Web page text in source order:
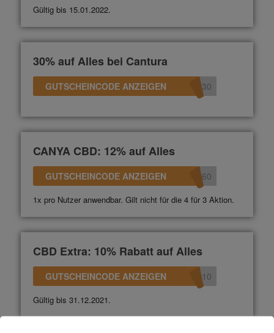
Gültig bis 15.01.2022.
30% auf Alles bei Cantura
GUTSCHEINCODE ANZEIGEN e30
CANYA CBD: 12% auf Alles
GUTSCHEINCODE ANZEIGEN 360
1x pro Nutzer anwendbar. Gilt nicht für die 4 für 3 Aktion.
CBD Extra: 10% Rabatt auf Alles
GUTSCHEINCODE ANZEIGEN n10
Gültig bis 31.12.2021.